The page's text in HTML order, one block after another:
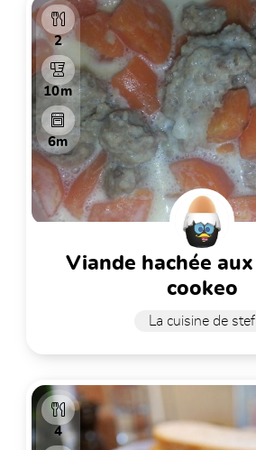
2
10m
6m
viande hachée aux carottes
cookeo
La cuisine de stef
4